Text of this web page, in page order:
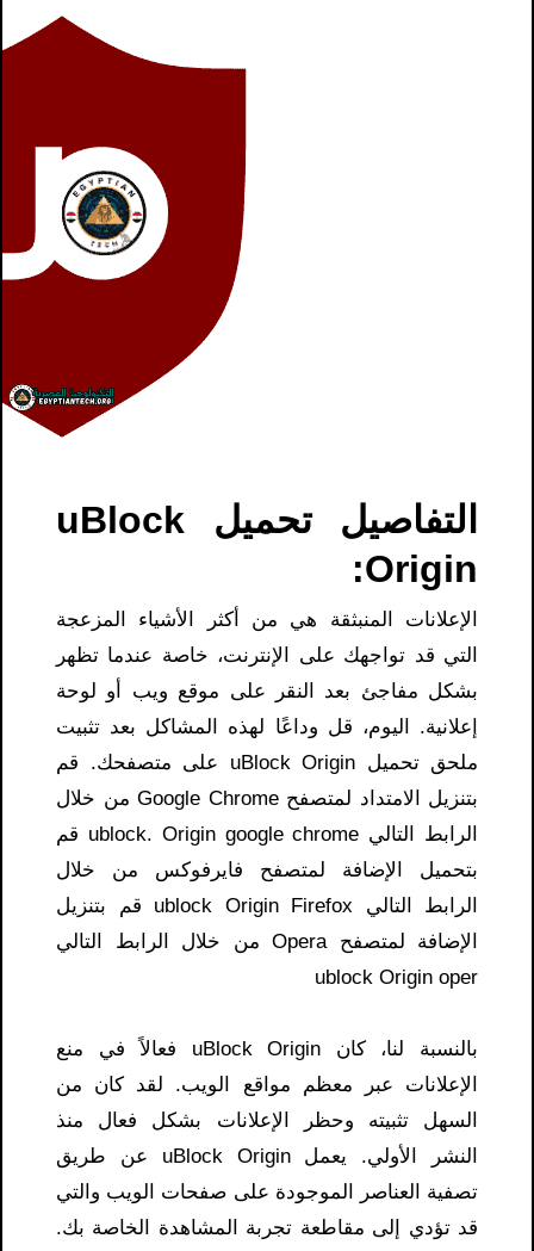
التفاصيل تحميل uBlock
Origin:
الإعلانات المنبثقة هي من أكثر الأشياء المزعجة
التي قد تواجهك على الإنترنت، خاصة عندما تظهر
بشكل مفاجئ بعد النقر على موقع ويب أو لوحة
إعلانية. اليوم، قل وداعًا لهذه المشاكل بعد تثبيت
ملحق تحميل uBlock Origin على متصفحك. قم
بتنزيل الامتداد لمتصفح Google Chrome من خلال
الرابط التالي ublock. Origin google chrome قم
بتحميل الإضافة لمتصفح فايرفوكس من خلال
الرابط التالي ublock Origin Firefox قم بتنزيل
الإضافة لمتصفح Opera من خلال الرابط التالي
ublock Origin oper
بالنسبة لنا، كان uBlock Origin فعالاً في منع
الإعلانات عبر معظم مواقع الويب. لقد كان من
السهل تثبيته وحظر الإعلانات بشكل فعال منذ
النشر الأولي. يعمل uBlock Origin عن طريق
تصفية العناصر الموجودة على صفحات الويب والتي
قد تؤدي إلى مقاطعة تجربة المشاهدة الخاصة بك.